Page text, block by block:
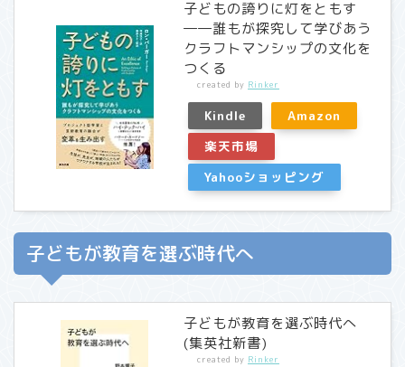
子どもの誇りに灯をともす
――誰もが探究して学びあう
クラフトマンシップの文化を
つくる
created by Rinker
Kindle
Amazon
楽天市場
Yahooショッピング
子どもが教育を選ぶ時代へ
子どもが教育を選ぶ時代へ
(集英社新書)
created by Rinker